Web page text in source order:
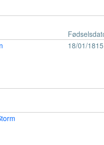
18/01/1815